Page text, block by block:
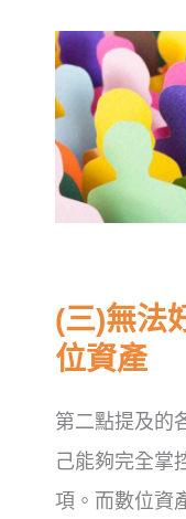
(三)無法
位資產
第二點提及的
己能夠完全掌
項。 而數位資